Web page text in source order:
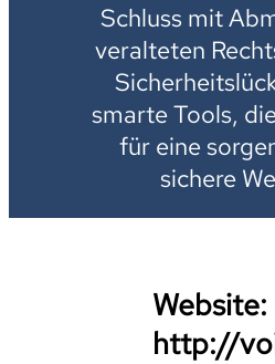
Schluss mit
veralteten
smarte Tools,
für eine
sichere
Website:
http://